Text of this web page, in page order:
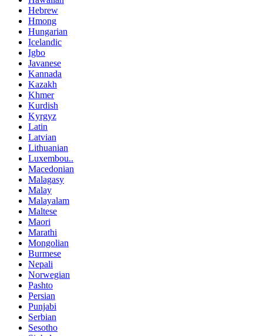
Hebrew
Hmong
Hungarian
Icelandic
Igbo
Javanese
Kannada
Kazakh
Khmer
Kurdish
Kyrgyz
Latin
Latvian
Lithuanian
Luxembou..
Macedonian
Malagasy
Malay
Malayalam
Maltese
Maori
Marathi
Mongolian
Burmese
Nepali
Norwegian
Pashto
Persian
Punjabi
Serbian
Sesotho